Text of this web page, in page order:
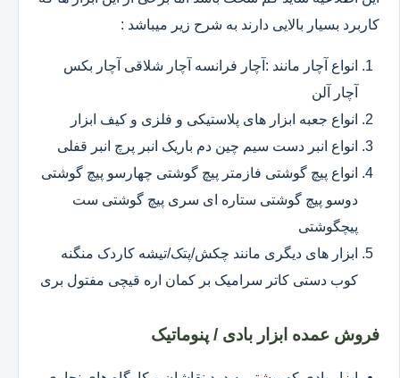
کاربرد بسیار بالایی دارند به شرح زیر میباشد :
انواع آچار مانند :آچار فرانسه آچار شلاقی آچار بکس
آچار آلن
انواع جعبه ابزار های پلاستیکی و فلزی و کیف ابزار
انواع انبر دست سیم چین دم باریک انبر پرچ انبر قفلی
انواع پیچ گوشتی فازمتر پیچ گوشتی چهارسو پیچ گوشتی
دوسو پیچ گوشتی ستاره ای سری پیچ گوشتی ست
پیچگوشتی
ابزار های دیگری مانند چکش/پتک/تیشه کاردک منگنه
کوب دستی کاتر سرامیک بر کمان اره قیچی مفتول بری
فروش عمده ابزار بادی / پنوماتیک